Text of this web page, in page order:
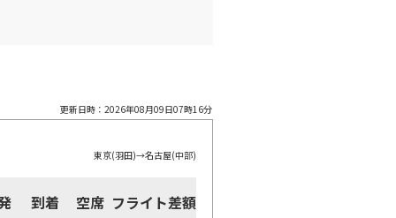
更新日時： 2026年08月09日07時16分
東京(羽田)→名古屋(中部)
到着 空席 フライト差額